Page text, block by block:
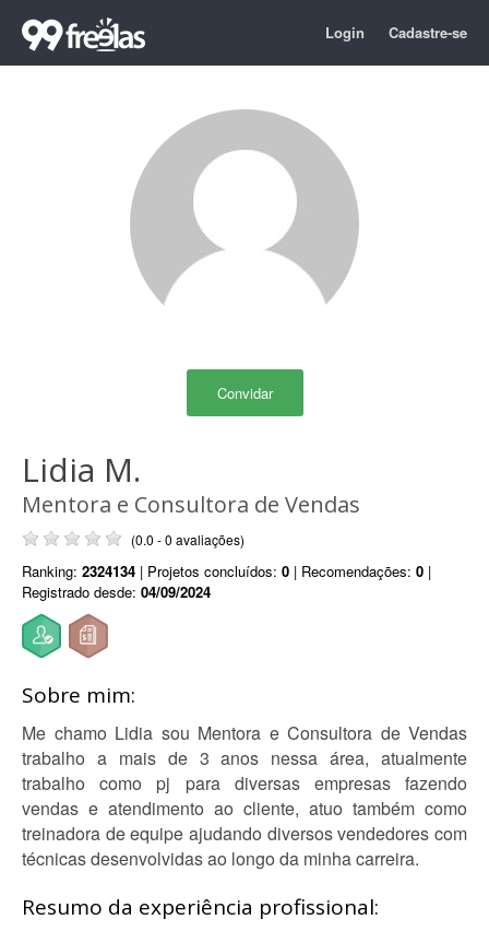
Login Cadastre-se
Convidar
Lidia M.
Mentora e Consultora de Vendas
(0.0 - 0 avaliações)
Ranking: 2324134 | Projetos concluídos: 0 | Recomendações: 0 |
Registrado desde: 04/09/2024
Sobre mim:
Me chamo Lidia sou Mentora e Consultora de Vendas
trabalho a mais de 3 anos nessa área, atualmente
trabalho como pj para diversas empresas fazendo
vendas e atendimento ao cliente, atuo também como
treinadora de equipe ajudando diversos vendedores com
técnicas desenvolvidas ao longo da minha carreira.
Resumo da experiência profissional: